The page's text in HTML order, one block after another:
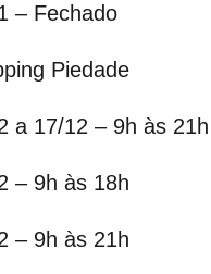
– Fechado
Piedade
a 17/12 – 9h às 21h
– 9h às 18h
– 9h às 21h